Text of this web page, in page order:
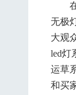
无极
大观
led灯
运草
和买